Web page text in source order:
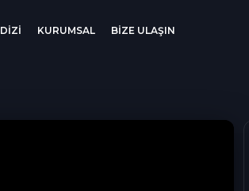
DİZİ KURUMSAL BİZE ULAŞIN